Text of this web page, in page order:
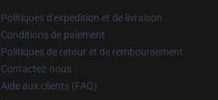
Politiques d'expédition et de livraison
Conditions de paiement
Politiques de retour et de remboursement
Contactez-nous
Aide aux clients (FAQ)